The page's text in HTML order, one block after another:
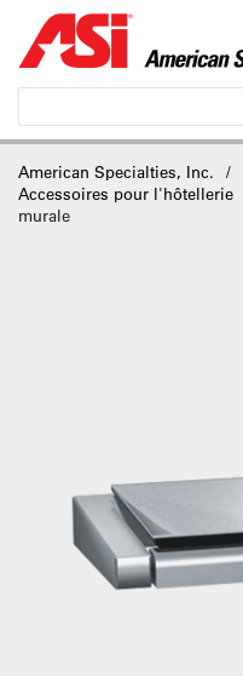
American Specialties, Inc.
Accessoires pour l'hôtellerie
murale